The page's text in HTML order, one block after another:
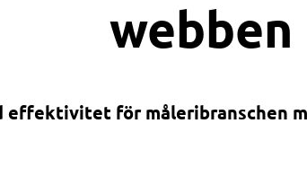
webben
effektivitet för måleribranschen